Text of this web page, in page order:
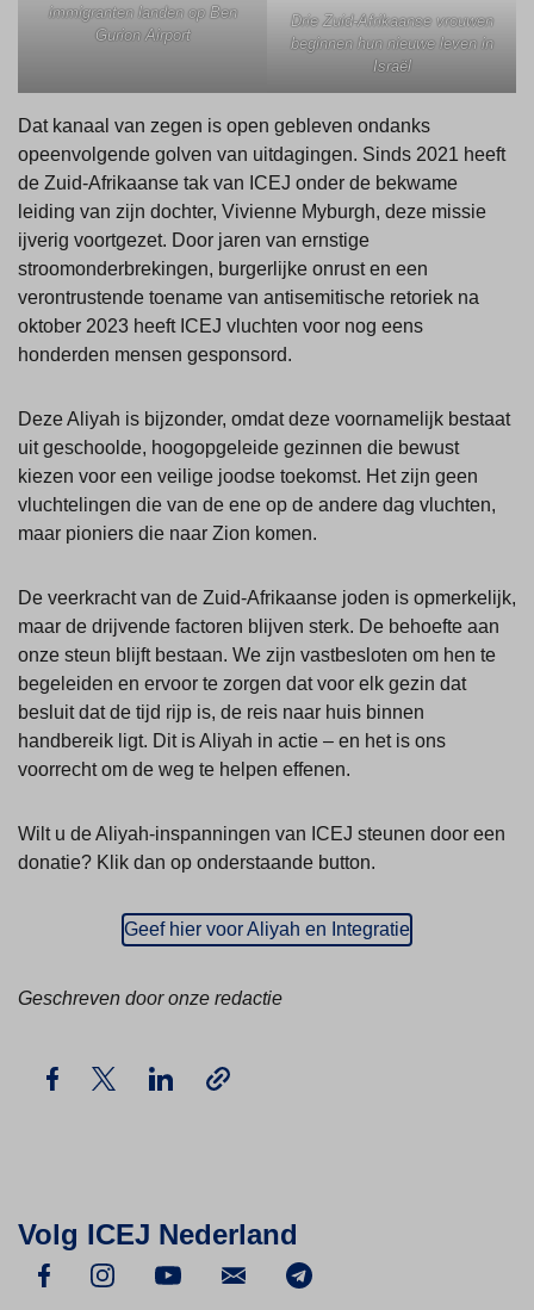
immigranten landen op Ben
Gurion Airport
Drie Zuid-Afrikaanse vrouwen
beginnen hun nieuwe leven in
Israël
Dat kanaal van zegen is open gebleven ondanks
opeenvolgende golven van uitdagingen. Sinds 2021 heeft
de Zuid-Afrikaanse tak van ICEJ onder de bekwame
leiding van zijn dochter, Vivienne Myburgh, deze missie
ijverig voortgezet. Door jaren van ernstige
stroomonderbrekingen, burgerlijke onrust en een
verontrustende toename van antisemitische retoriek na
oktober 2023 heeft ICEJ vluchten voor nog eens
honderden mensen gesponsord.
Deze Aliyah is bijzonder, omdat deze voornamelijk bestaat
uit geschoolde, hoogopgeleide gezinnen die bewust
kiezen voor een veilige joodse toekomst. Het zijn geen
vluchtelingen die van de ene op de andere dag vluchten,
maar pioniers die naar Zion komen.
De veerkracht van de Zuid-Afrikaanse joden is opmerkelijk,
maar de drijvende factoren blijven sterk. De behoefte aan
onze steun blijft bestaan. We zijn vastbesloten om hen te
begeleiden en ervoor te zorgen dat voor elk gezin dat
besluit dat de tijd rijp is, de reis naar huis binnen
handbereik ligt. Dit is Aliyah in actie – en het is ons
voorrecht om de weg te helpen effenen.
Wilt u de Aliyah-inspanningen van ICEJ steunen door een
donatie? Klik dan op onderstaande button.
Geef hier voor Aliyah en Integratie
Geschreven door onze redactie
Volg ICEJ Nederland